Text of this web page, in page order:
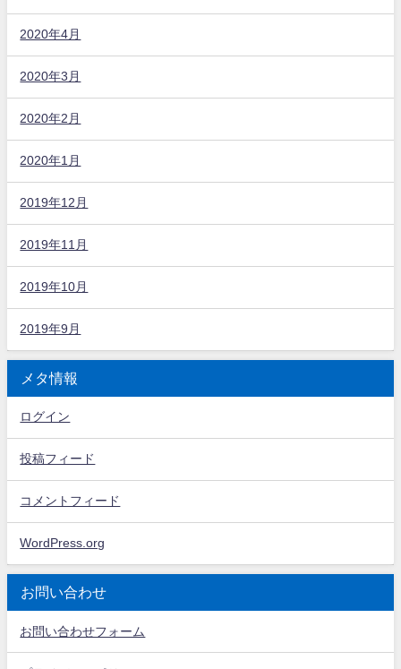
2020年4月
2020年3月
2020年2月
2020年1月
2019年12月
2019年11月
2019年10月
2019年9月
メタ情報
ログイン
投稿フィード
コメントフィード
WordPress.org
お問い合わせ
お問い合わせフォーム